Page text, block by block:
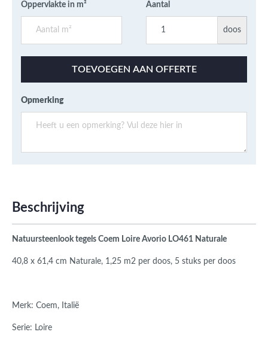
Oppervlakte in m² Aantal
doos
TOEVOEGEN AAN OFFERTE
Opmerking
Beschrijving
Natuursteenlook tegels Coem Loire Avorio LO461 Naturale
40,8 x 61,4 cm Naturale, 1,25 m2 per doos, 5 stuks per doos
Merk: Coem, Italië
Serie: Loire